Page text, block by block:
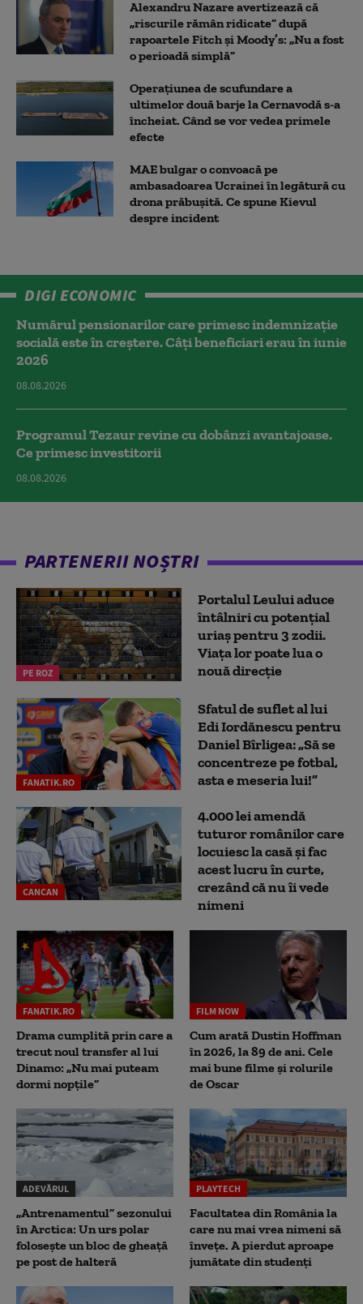
Alexandru Nazare avertizează că
„riscurile rămân ridicate” după
rapoartele Fitch și Moody’s: „Nu a fost
o perioadă simplă”
Operațiunea de scufundare a
ultimelor două barje la Cernavodă s-a
încheiat. Când se vor vedea primele
efecte
MAE bulgar o convoacă pe
ambasadoarea Ucrainei în legătură cu
drona prăbuşită. Ce spune Kievul
despre incident
DIGI ECONOMIC
Numărul pensionarilor care primesc indemnizaţie
socială este în creștere. Câți beneficiari erau în iunie
2026
08.08.2026
Programul Tezaur revine cu dobânzi avantajoase.
Ce primesc investitorii
08.08.2026
PARTENERII NOȘTRI
PE ROZ
Portalul Leului aduce
întâlniri cu potențial
uriaș pentru 3 zodii.
Viața lor poate lua o
nouă direcție
FANATIK.RO
Sfatul de suflet al lui
Edi Iordănescu pentru
Daniel Bîrligea: „Să se
concentreze pe fotbal,
asta e meseria lui!”
CANCAN
4.000 lei amendă
tuturor românilor care
locuiesc la casă și fac
acest lucru în curte,
crezând că nu îi vede
nimeni
FANATIK.RO
Drama cumplită prin care a
trecut noul transfer al lui
Dinamo: „Nu mai puteam
dormi nopțile”
FILM NOW
Cum arată Dustin Hoffman
în 2026, la 89 de ani. Cele
mai bune filme și rolurile
de Oscar
ADEVĂRUL
„Antrenamentul” sezonului
în Arctica: Un urs polar
folosește un bloc de gheață
pe post de halteră
PLAYTECH
Facultatea din România la
care nu mai vrea nimeni să
înveţe. A pierdut aproape
jumătate din studenţi